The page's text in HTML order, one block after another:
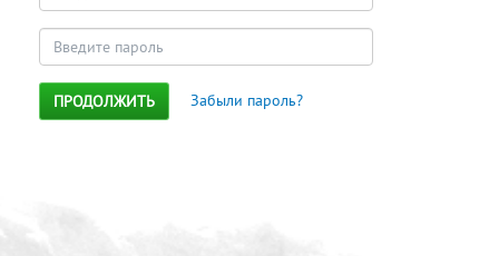
ПРОДОЛЖИТЬ Забыли пароль?